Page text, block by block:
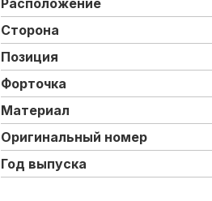
Расположение
Сторона
Позиция
Форточка
Материал
Оригинальный номер
Год выпуска